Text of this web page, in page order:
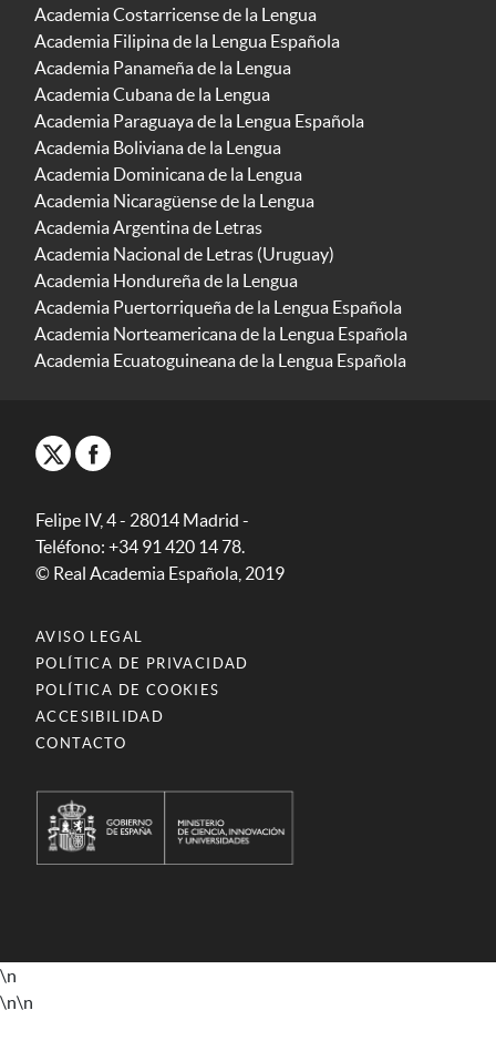
Academia Costarricense de la Lengua
Academia Filipina de la Lengua Española
Academia Panameña de la Lengua
Academia Cubana de la Lengua
Academia Paraguaya de la Lengua Española
Academia Boliviana de la Lengua
Academia Dominicana de la Lengua
Academia Nicaragüense de la Lengua
Academia Argentina de Letras
Academia Nacional de Letras (Uruguay)
Academia Hondureña de la Lengua
Academia Puertorriqueña de la Lengua Española
Academia Norteamericana de la Lengua Española
Academia Ecuatoguineana de la Lengua Española
Felipe IV, 4 - 28014 Madrid -
Teléfono: +34 91 420 14 78.
© Real Academia Española, 2019
AVISO LEGAL
POLÍTICA DE PRIVACIDAD
POLÍTICA DE COOKIES
ACCESIBILIDAD
CONTACTO
\n
\n\n